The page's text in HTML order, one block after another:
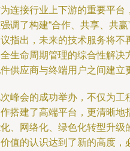
连接行业上下游的重要平台
调了构建“合作、共享、共
指出，未来的技术服务将不
生命周期管理的综合性解决
供应商与终端用户之间建立
峰会的成功举办，不仅为工
搭建了高端平台，更清晰地
、网络化、绿色化转型升级
值的认识达到了新的高度，